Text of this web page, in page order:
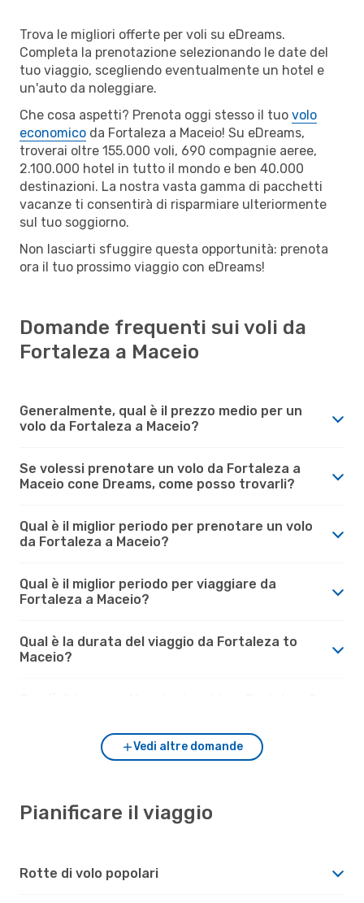
Trova le migliori offerte per voli su eDreams.
Completa la prenotazione selezionando le date del
tuo viaggio, scegliendo eventualmente un hotel e
un'auto da noleggiare.
Che cosa aspetti? Prenota oggi stesso il tuo volo
economico da Fortaleza a Maceio! Su eDreams,
troverai oltre 155.000 voli, 690 compagnie aeree,
2.100.000 hotel in tutto il mondo e ben 40.000
destinazioni. La nostra vasta gamma di pacchetti
vacanze ti consentirà di risparmiare ulteriormente
sul tuo soggiorno.
Non lasciarti sfuggire questa opportunità: prenota
ora il tuo prossimo viaggio con eDreams!
Domande frequenti sui voli da
Fortaleza a Maceio
Generalmente, qual è il prezzo medio per un
volo da Fortaleza a Maceio?
Se volessi prenotare un volo da Fortaleza a
Maceio cone Dreams, come posso trovarli?
Qual è il miglior periodo per prenotare un volo
da Fortaleza a Maceio?
Qual è il miglior periodo per viaggiare da
Fortaleza a Maceio?
Qual è la durata del viaggio da Fortaleza to
Maceio?
Vedi altre domande
Pianificare il viaggio
Rotte di volo popolari